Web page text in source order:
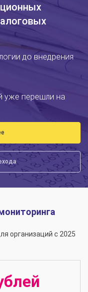
до внедрения
уже перешли на
организаций с 2025